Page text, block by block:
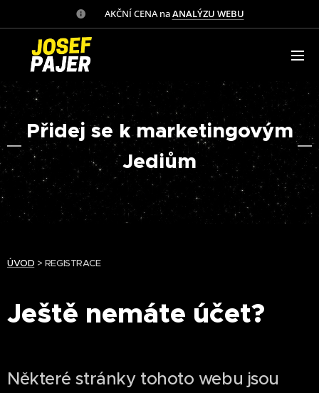
✅ AKČNÍ CENA naANALÝZU WEBU
Přidej se k marketingovým
Jediům
ÚVOD > REGISTRACE
Ještě nemáte účet?
Některé stránky tohoto webu jsou